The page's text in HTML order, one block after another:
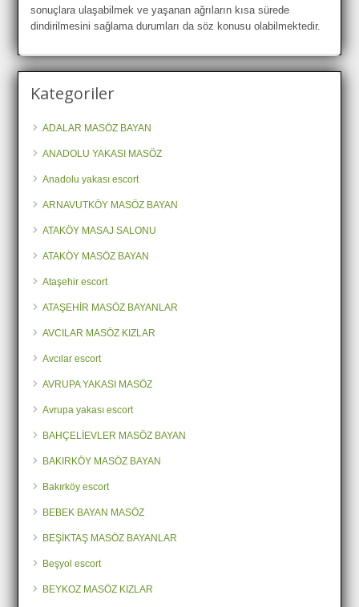
sonuçlara ulaşabilmek ve yaşanan ağrıların kısa sürede
dindirilmesini sağlama durumları da söz konusu olabilmektedir.
Kategoriler
ADALAR MASÖZ BAYAN
ANADOLU YAKASI MASÖZ
Anadolu yakası escort
ARNAVUTKÖY MASÖZ BAYAN
ATAKÖY MASAJ SALONU
ATAKÖY MASÖZ BAYAN
Ataşehir escort
ATAŞEHİR MASÖZ BAYANLAR
AVCILAR MASÖZ KIZLAR
Avcılar escort
AVRUPA YAKASI MASÖZ
Avrupa yakası escort
BAHÇELİEVLER MASÖZ BAYAN
BAKIRKÖY MASÖZ BAYAN
Bakırköy escort
BEBEK BAYAN MASÖZ
BEŞİKTAŞ MASÖZ BAYANLAR
Beşyol escort
BEYKOZ MASÖZ KIZLAR